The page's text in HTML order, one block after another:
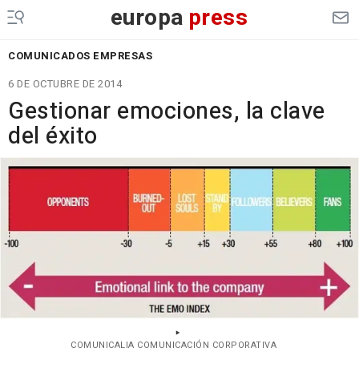
europa press
COMUNICADOS EMPRESAS
6 DE OCTUBRE DE 2014
Gestionar emociones, la clave
del éxito
COMUNICALIA COMUNICACIÓN CORPORATIVA